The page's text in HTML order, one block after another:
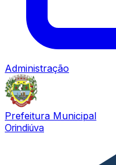
Administração
Prefeitura Municipal
Orindiúva